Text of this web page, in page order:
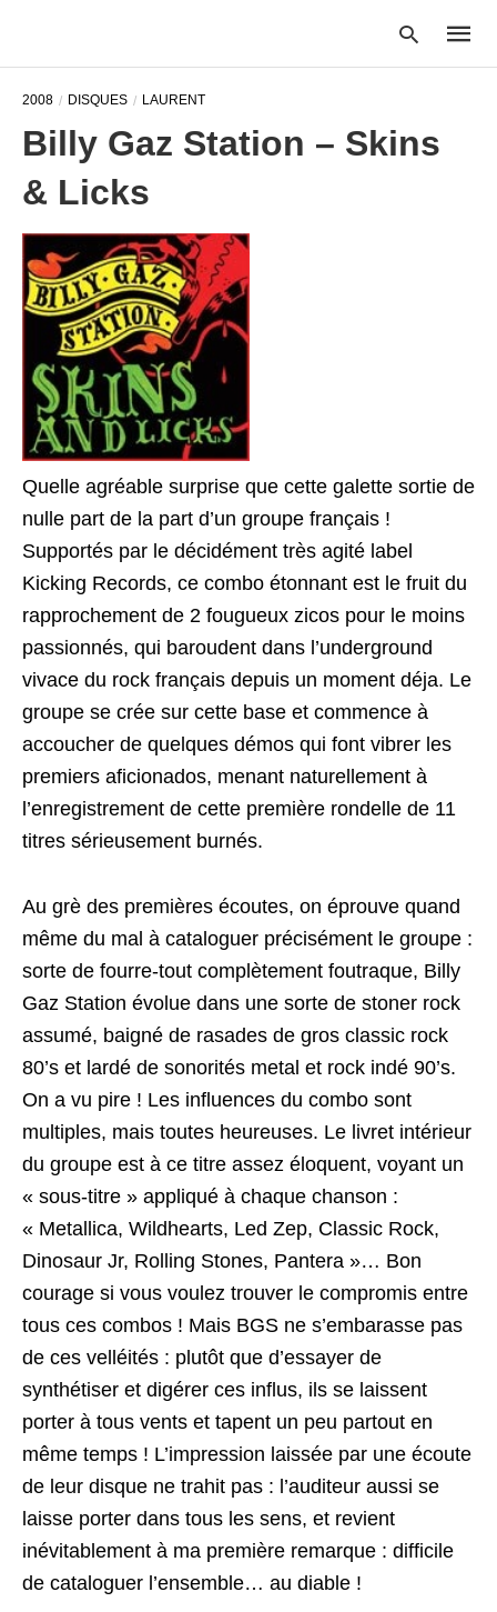
2008 DISQUES LAURENT
Billy Gaz Station – Skins
& Licks
Quelle agréable surprise que cette galette sortie de
nulle part de la part d’un groupe français !
Supportés par le décidément très agité label
Kicking Records, ce combo étonnant est le fruit du
rapprochement de 2 fougueux zicos pour le moins
passionnés, qui baroudent dans l’underground
vivace du rock français depuis un moment déja. Le
groupe se crée sur cette base et commence à
accoucher de quelques démos qui font vibrer les
premiers aficionados, menant naturellement à
l’enregistrement de cette première rondelle de 11
titres sérieusement burnés.
Au grè des premières écoutes, on éprouve quand
même du mal à cataloguer précisément le groupe :
sorte de fourre-tout complètement foutraque, Billy
Gaz Station évolue dans une sorte de stoner rock
assumé, baigné de rasades de gros classic rock
80’s et lardé de sonorités metal et rock indé 90’s.
On a vu pire ! Les influences du combo sont
multiples, mais toutes heureuses. Le livret intérieur
du groupe est à ce titre assez éloquent, voyant un
« sous-titre » appliqué à chaque chanson :
« Metallica, Wildhearts, Led Zep, Classic Rock,
Dinosaur Jr, Rolling Stones, Pantera »… Bon
courage si vous voulez trouver le compromis entre
tous ces combos ! Mais BGS ne s’embarasse pas
de ces velléités : plutôt que d’essayer de
synthétiser et digérer ces influs, ils se laissent
porter à tous vents et tapent un peu partout en
même temps ! L’impression laissée par une écoute
de leur disque ne trahit pas : l’auditeur aussi se
laisse porter dans tous les sens, et revient
inévitablement à ma première remarque : difficile
de cataloguer l’ensemble… au diable !